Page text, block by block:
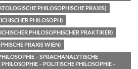
PHILOSOPHISCHE PRAXIS)
PHILOSOPH)
PHILOSOPHISCHER PRAKTIKER)
PRAXIS WIEN)
– SPRACHANALYTISCHE
– POLITISCHE PHILOSOPHIE –